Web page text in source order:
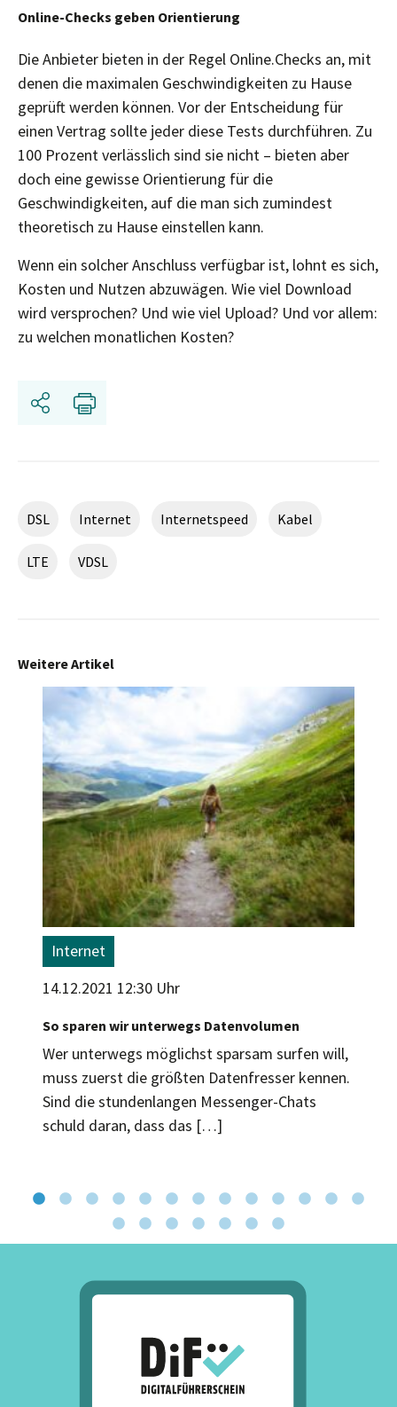
Online-Checks geben Orientierung
Die Anbieter bieten in der Regel Online.Checks an, mit
denen die maximalen Geschwindigkeiten zu Hause
geprüft werden können. Vor der Entscheidung für
einen Vertrag sollte jeder diese Tests durchführen. Zu
100 Prozent verlässlich sind sie nicht – bieten aber
doch eine gewisse Orientierung für die
Geschwindigkeiten, auf die man sich zumindest
theoretisch zu Hause einstellen kann.
Wenn ein solcher Anschluss verfügbar ist, lohnt es sich,
Kosten und Nutzen abzuwägen. Wie viel Download
wird versprochen? Und wie viel Upload? Und vor allem:
zu welchen monatlichen Kosten?
Teilen
DSL Internet Internetspeed Kabel
LTE VDSL
Weitere Artikel
Internet
14.12.2021 12:30 Uhr
So sparen wir unterwegs Datenvolumen
Wer unterwegs möglichst sparsam surfen will,
muss zuerst die größten Datenfresser kennen.
Sind die stundenlangen Messenger-Chats
schuld daran, dass das […]